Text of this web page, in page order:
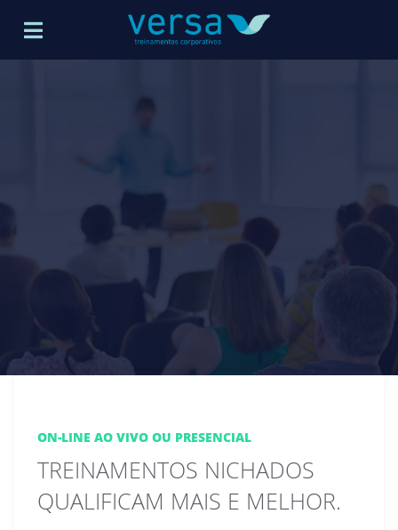
ON-LINE AO VIVO OU PRESENCIAL
TREINAMENTOS NICHADOS
QUALIFICAM MAIS E MELHOR.